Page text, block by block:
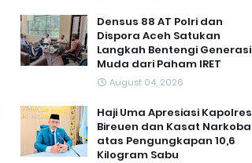
Densus 88 AT Polri dan
Dispora Aceh Satukan
Langkah Bentengi Generasi
Muda dari Paham IRET
August 04, 2026
Haji Uma Apresiasi Kapolres
Bireuen dan Kasat Narkoba
atas Pengungkapan 10,6
Kilogram Sabu